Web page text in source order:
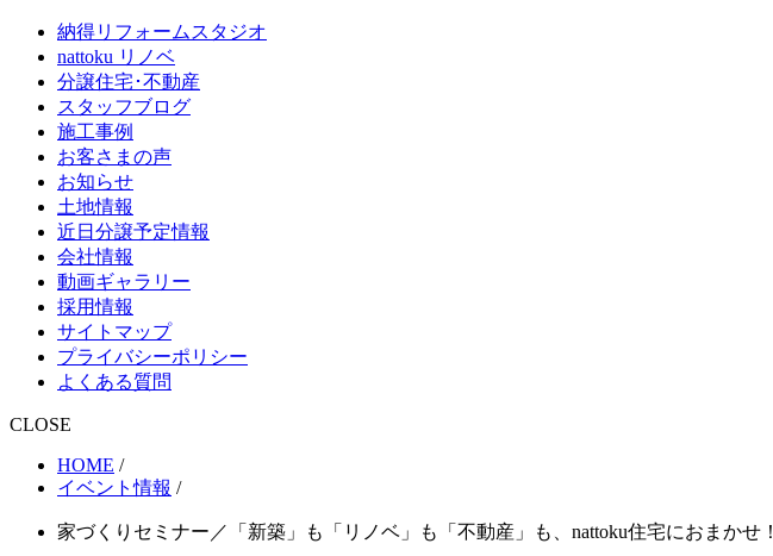
納得リフォームスタジオ
nattoku リノベ
分譲住宅･不動産
スタッフブログ
施工事例
お客さまの声
お知らせ
土地情報
近日分譲予定情報
会社情報
動画ギャラリー
採用情報
サイトマップ
プライバシーポリシー
よくある質問
CLOSE
HOME /
イベント情報 /
家づくりセミナー／「新築」も「リノベ」も「不動産」も、nattoku住宅におまかせ！